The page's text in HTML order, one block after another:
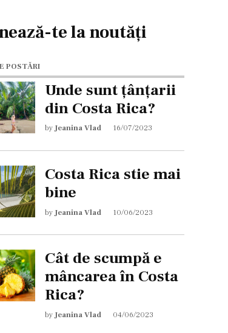
te la noutăți
POSTĂRI
Unde sunt țânțarii
din Costa Rica?
byJeanina Vlad 16/07/2023
Costa Rica stie mai
bine
by Jeanina Vlad 10/06/2023
Cât de scumpă e
mâncarea în Costa
Rica?
by Jeanina Vlad 04/06/2023